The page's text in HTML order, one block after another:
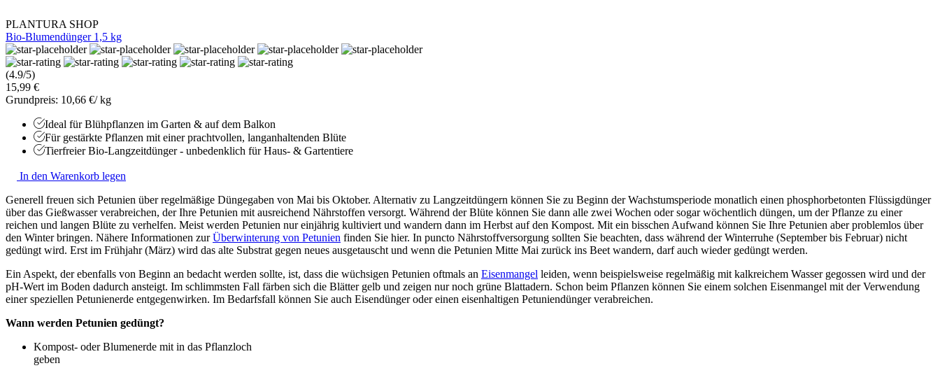
PLANTURA SHOP
Bio-Blumendünger 1,5 kg
(4.9/5)
15,99 €
Grundpreis: 10,66 €/ kg
Ideal für Blühpflanzen im Garten & auf dem Balkon
Für gestärkte Pflanzen mit einer prachtvollen, langanhaltenden Blüte
Tierfreier Bio-Langzeitdünger - unbedenklich für Haus- & Gartentiere
In den Warenkorb legen
Generell freuen sich Petunien über regelmäßige Düngegaben von Mai bis Oktober. Alternativ zu Langzeitdüngern können Sie zu Beginn der Wachstumsperiode monatlich einen phosphorbetonten Flüssigdünger
über das Gießwasser verabreichen, der Ihre Petunien mit ausreichend Nährstoffen versorgt. Während der Blüte können Sie dann alle zwei Wochen oder sogar wöchentlich düngen, um der Pflanze zu einer
reichen und langen Blüte zu verhelfen. Meist werden Petunien nur einjährig kultiviert und wandern dann im Herbst auf den Kompost. Mit ein bisschen Aufwand können Sie Ihre Petunien aber problemlos über
den Winter bringen. Nähere Informationen zurÜberwinterung von Petunien finden Sie hier. In puncto Nährstoffversorgung sollten Sie beachten, dass während der Winterruhe (September bis Februar) nicht
gedüngt wird. Erst im Frühjahr (März) wird das alte Substrat gegen neues ausgetauscht und wenn die Petunien Mitte Mai zurück ins Beet wandern, darf auch wieder gedüngt werden.
Ein Aspekt, der ebenfalls von Beginn an bedacht werden sollte, ist, dass die wüchsigen Petunien oftmals an Eisenmangel leiden, wenn beispielsweise regelmäßig mit kalkreichem Wasser gegossen wird und der
pH-Wert im Boden dadurch ansteigt. Im schlimmsten Fall färben sich die Blätter gelb und zeigen nur noch grüne Blattadern. Schon beim Pflanzen können Sie einem solchen Eisenmangel mit der Verwendung
einer speziellen Petunienerde entgegenwirken. Im Bedarfsfall können Sie auch Eisendünger oder einen eisenhaltigen Petuniendünger verabreichen.
Wann werden Petunien gedüngt?
Kompost- oder Blumenerde mit in das Pflanzloch
geben